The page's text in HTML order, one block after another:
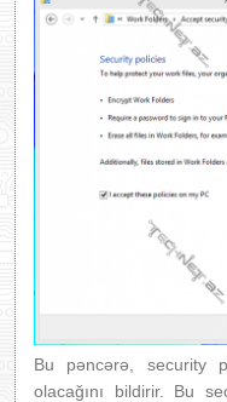
Bu pəncərə, security
olacağını bildirir. Bu